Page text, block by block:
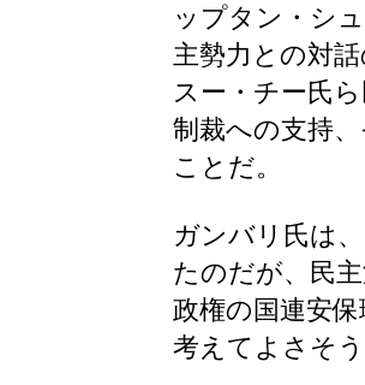
ップタン・シ
主勢力との対
スー・チー氏
制裁への支持
ことだ。
ガンバリ氏は
たのだが、民
政権の国連安
考えてよさそう